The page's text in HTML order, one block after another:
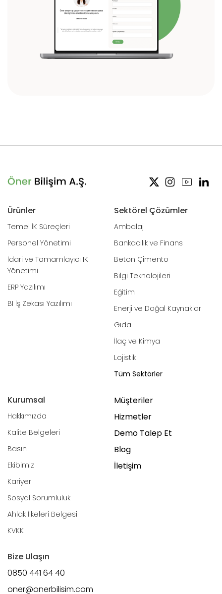
Ürünler
Temel İK Süreçleri
Personel Yönetimi
İdari ve Tamamlayıcı IK
Yönetimi
ERP Yazılımı
BI İş Zekası Yazılımı
Sektörel Çözümler
Ambalaj
Bankacılık ve Finans
Beton Çimento
Bilgi Teknolojileri
Eğitim
Enerji ve Doğal Kaynaklar
Gıda
İlaç ve Kimya
Lojistik
Tüm Sektörler
Kurumsal
Hakkımızda
Kalite Belgeleri
Basın
Ekibimiz
Kariyer
Sosyal Sorumluluk
Ahlak İlkeleri Belgesi
KVKK
Müşteriler
Hizmetler
Demo Talep Et
Blog
İletişim
Bize Ulaşın
0850 441 64 40
oner@onerbilisim.com